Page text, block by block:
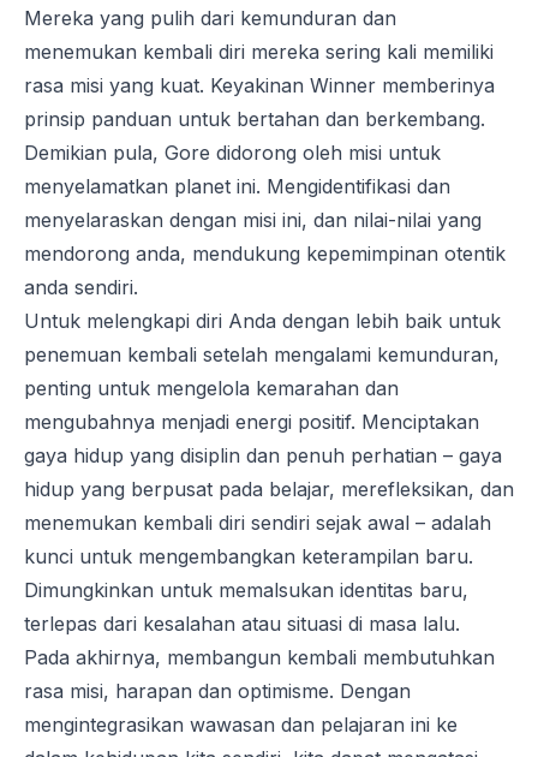
Mereka yang pulih dari kemunduran dan
menemukan kembali diri mereka sering kali memiliki
rasa misi yang kuat. Keyakinan Winner memberinya
prinsip panduan untuk bertahan dan berkembang.
Demikian pula, Gore didorong oleh misi untuk
menyelamatkan planet ini. Mengidentifikasi dan
menyelaraskan dengan misi ini, dan nilai-nilai yang
mendorong anda, mendukung kepemimpinan otentik
anda sendiri.
Untuk melengkapi diri Anda dengan lebih baik untuk
penemuan kembali setelah mengalami kemunduran,
penting untuk mengelola kemarahan dan
mengubahnya menjadi energi positif. Menciptakan
gaya hidup yang disiplin dan penuh perhatian – gaya
hidup yang berpusat pada belajar, merefleksikan, dan
menemukan kembali diri sendiri sejak awal – adalah
kunci untuk mengembangkan keterampilan baru.
Dimungkinkan untuk memalsukan identitas baru,
terlepas dari kesalahan atau situasi di masa lalu.
Pada akhirnya, membangun kembali membutuhkan
rasa misi, harapan dan optimisme. Dengan
mengintegrasikan wawasan dan pelajaran ini ke